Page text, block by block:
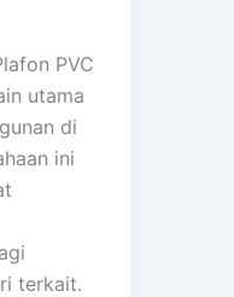
PVC
utama
di
ini
terkait.